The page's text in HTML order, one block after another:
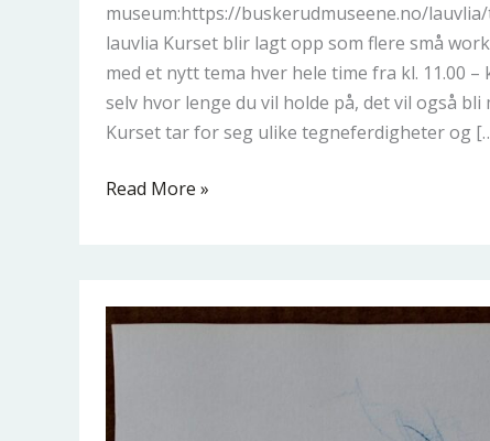
museum:https://buskerudmuseene.no/
lauvlia Kurset blir lagt opp som flere små
med et nytt tema hver hele time fra kl. 11.00 –
selv hvor lenge du vil holde på, det vil også
Kurset tar for seg ulike tegneferdigheter og
Read More »
Illustrating
book
cover